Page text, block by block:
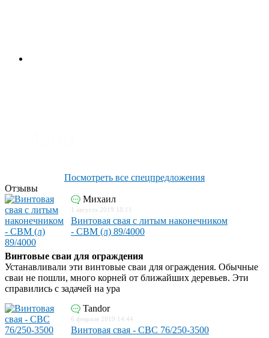
Посмотреть все спецпредложения
Отзывы
Михаил
1 августа 2019 18:11
Винтовая свая с литым наконечником
- СВМ (л) 89/4000
Винтовые сваи для ограждения
Устанавливали эти винтовые сваи для ограждения. Обычные
сваи не пошли, много корней от ближайших деревьев. Эти
справились с задачей на ура
Tandor
6 февраля 2019 14:44
Винтовая свая - СВС 76/250-3500